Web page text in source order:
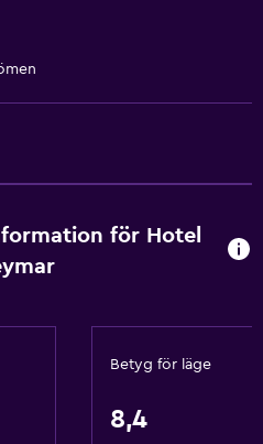
för Hotel
Betyg för läge
8,4